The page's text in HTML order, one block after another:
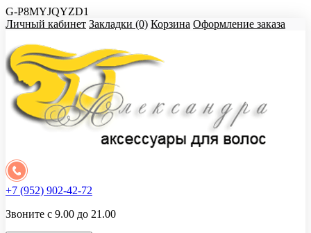
G-P8MYJQYZD1
Личный кабинет Закладки (0) Корзина Оформление заказа
+7 (952) 902-42-72
Звоните с 9.00 до 21.00